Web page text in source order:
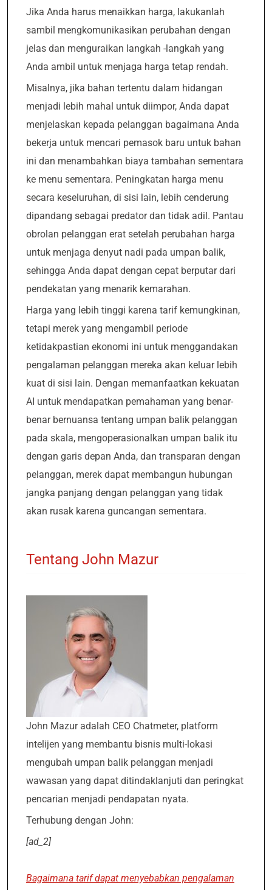
Jika Anda harus menaikkan harga, lakukanlah
sambil mengkomunikasikan perubahan dengan
jelas dan menguraikan langkah -langkah yang
Anda ambil untuk menjaga harga tetap rendah.
Misalnya, jika bahan tertentu dalam hidangan
menjadi lebih mahal untuk diimpor, Anda dapat
menjelaskan kepada pelanggan bagaimana Anda
bekerja untuk mencari pemasok baru untuk bahan
ini dan menambahkan biaya tambahan sementara
ke menu sementara. Peningkatan harga menu
secara keseluruhan, di sisi lain, lebih cenderung
dipandang sebagai predator dan tidak adil. Pantau
obrolan pelanggan erat setelah perubahan harga
untuk menjaga denyut nadi pada umpan balik,
sehingga Anda dapat dengan cepat berputar dari
pendekatan yang menarik kemarahan.
Harga yang lebih tinggi karena tarif kemungkinan,
tetapi merek yang mengambil periode
ketidakpastian ekonomi ini untuk menggandakan
pengalaman pelanggan mereka akan keluar lebih
kuat di sisi lain. Dengan memanfaatkan kekuatan
AI untuk mendapatkan pemahaman yang benar-
benar bernuansa tentang umpan balik pelanggan
pada skala, mengoperasionalkan umpan balik itu
dengan garis depan Anda, dan transparan dengan
pelanggan, merek dapat membangun hubungan
jangka panjang dengan pelanggan yang tidak
akan rusak karena guncangan sementara.
Tentang John Mazur
John Mazur adalah CEO Chatmeter, platform
intelijen yang membantu bisnis multi-lokasi
mengubah umpan balik pelanggan menjadi
wawasan yang dapat ditindaklanjuti dan peringkat
pencarian menjadi pendapatan nyata.
Terhubung dengan John:
[ad_2]
Bagaimana tarif dapat menyebabkan pengalaman